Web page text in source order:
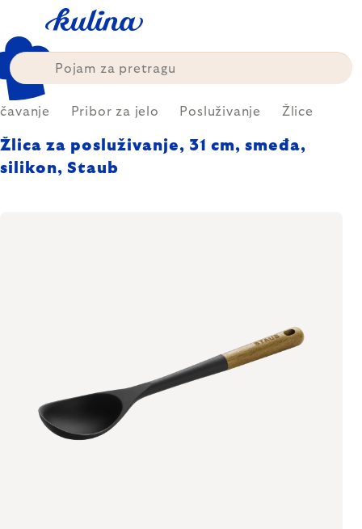
content
Pribor za jelo Posluživanje Žlice
Žlica za posluživanje, 31 cm, smeđa,
silikon, Staub